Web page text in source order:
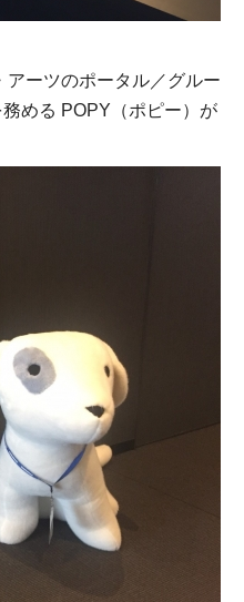
ーツのポータル／グルー
める POPY（ポピー）が